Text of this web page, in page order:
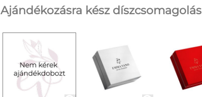
Ajándékozásra kész díszcsomagolás